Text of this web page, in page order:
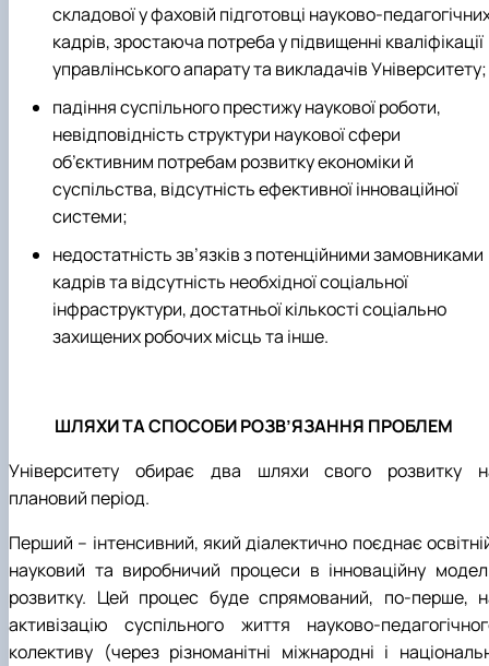
складової у фаховій підготовці науково-
кадрів, зростаюча потреба у підвищенні кваліфікації
управлінського апарату та викладачів Університету;
падіння суспільного престижу наукової роботи,
невідповідність структури наукової сфери
об’єктивним потребам розвитку економіки й
суспільства, відсутність ефективної інноваційної
системи;
недостатність зв’язків з потенційними замовниками
кадрів та відсутність необхідної соціальної
інфраструктури, достатньої кількості соціально
захищених робочих місць та інше.
ШЛЯХИ ТА СПОСОБИ РОЗВ’ЯЗАННЯ ПРОБЛЕМ
Університету обирає два шляхи свого розвитку
плановий період.
Перший – інтенсивний, який діалектично поєднає
науковий та виробничий процеси в інноваційну
розвитку. Цей процес буде спрямований, по-перше,
активізацію суспільного життя науково-
колективу (через різноманітні міжнародні і